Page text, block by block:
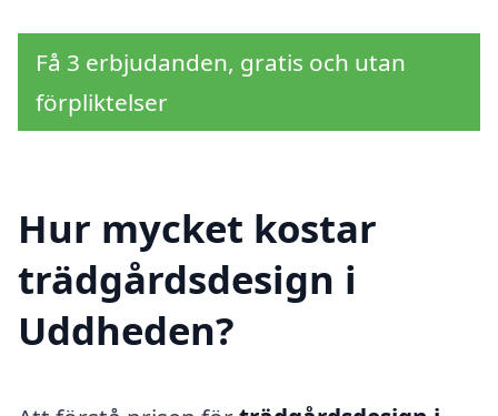
Få 3 erbjudanden, gratis och utan
förpliktelser
Hur mycket kostar
trädgårdsdesign i
Uddheden?